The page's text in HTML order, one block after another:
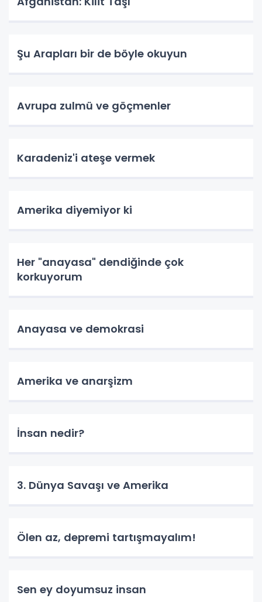
Şu Arapları bir de böyle okuyun
Avrupa zulmü ve göçmenler
Karadeniz'i ateşe vermek
Amerika diyemiyor ki
Her "anayasa" dendiğinde çok
korkuyorum
Anayasa ve demokrasi
Amerika ve anarşizm
İnsan nedir?
3. Dünya Savaşı ve Amerika
Ölen az, depremi tartışmayalım!
Sen ey doyumsuz insan